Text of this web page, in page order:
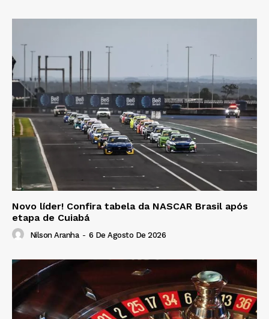
Novo líder! Confira tabela da NASCAR Brasil após
etapa de Cuiabá
Nilson Aranha - 6 De Agosto De 2026